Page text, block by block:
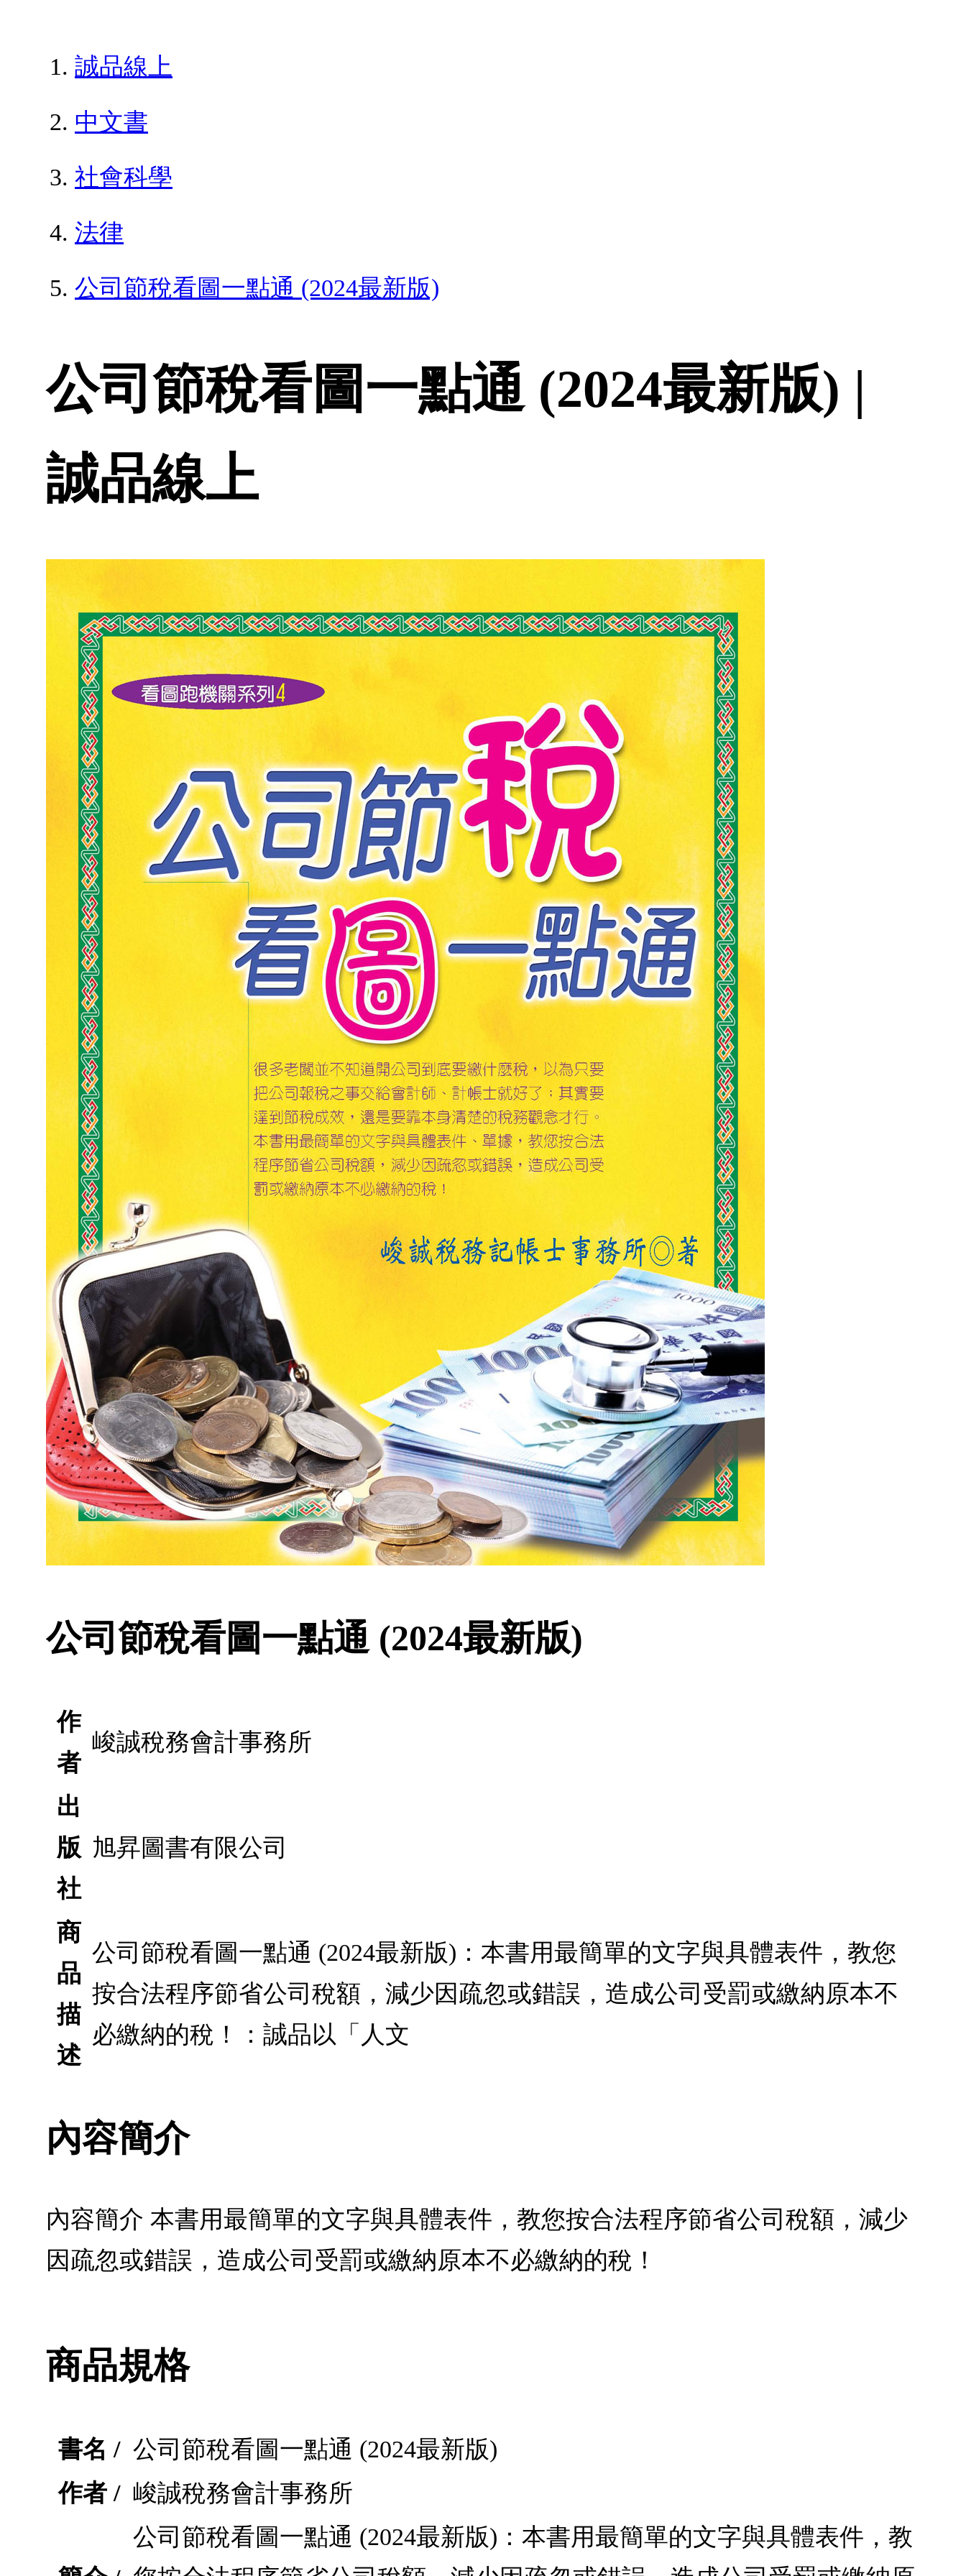
誠品線上
中文書
社會科學
法律
公司節稅看圖一點通 (2024最新版)
公司節稅看圖一點通 (2024最新版) |
誠品線上
公司節稅看圖一點通 (2024最新版)
作
者
峻誠稅務會計事務所
出
版
社
旭昇圖書有限公司
商
品
描
述
公司節稅看圖一點通 (2024最新版)：本書用最簡單的文字與具體表件，教您
按合法程序節省公司稅額，減少因疏忽或錯誤，造成公司受罰或繳納原本不
必繳納的稅！：誠品以「人文
內容簡介
內容簡介 本書用最簡單的文字與具體表件，教您按合法程序節省公司稅額，減少
因疏忽或錯誤，造成公司受罰或繳納原本不必繳納的稅！
商品規格
書名 / 公司節稅看圖一點通 (2024最新版)
作者 / 峻誠稅務會計事務所
公司節稅看圖一點通 (2024最新版)：本書用最簡單的文字與具體表件，教